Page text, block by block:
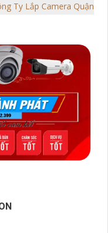
Ty Lắp Camera Quận